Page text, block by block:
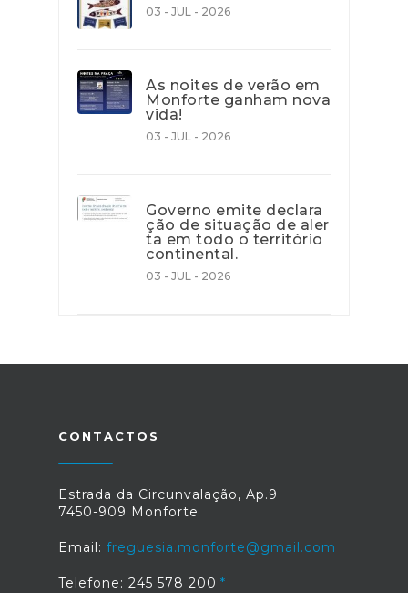
03 - JUL - 2026
As noites de verão em
Monforte ganham nova
vida!
03 - JUL - 2026
Governo emite declara
ção de situação de aler
ta em todo o território
continental.
03 - JUL - 2026
CONTACTOS
Estrada da Circunvalação, Ap.9
7450-909 Monforte
Email: freguesia.monforte@gmail.com
Telefone: 245 578 200